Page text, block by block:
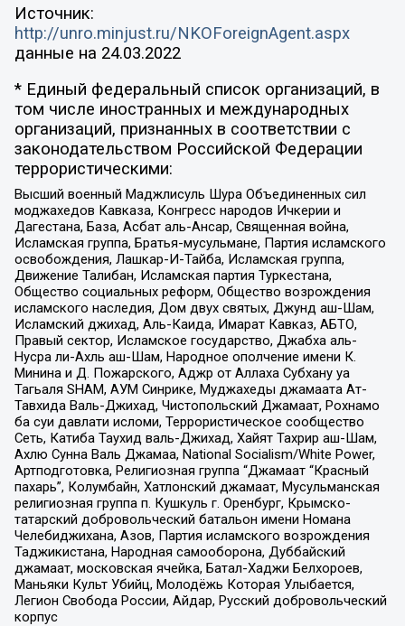
Источник:
http://unro.minjust.ru/NKOForeignAgent.aspx
данные на 24.03.2022
* Единый федеральный список организаций, в
том числе иностранных и международных
организаций, признанных в соответствии с
законодательством Российской Федерации
террористическими:
Высший военный Маджлисуль Шура Объединенных сил
моджахедов Кавказа, Конгресс народов Ичкерии и
Дагестана, База, Асбат аль-Ансар, Священная война,
Исламская группа, Братья-мусульмане, Партия исламского
освобождения, Лашкар-И-Тайба, Исламская группа,
Движение Талибан, Исламская партия Туркестана,
Общество социальных реформ, Общество возрождения
исламского наследия, Дом двух святых, Джунд аш-Шам,
Исламский джихад, Аль-Каида, Имарат Кавказ, АБТО,
Правый сектор, Исламское государство, Джабха аль-
Нусра ли-Ахль аш-Шам, Народное ополчение имени К.
Минина и Д. Пожарского, Аджр от Аллаха Субхану уа
Тагьаля SHAM, АУМ Синрике, Муджахеды джамаата Ат-
Тавхида Валь-Джихад, Чистопольский Джамаат, Рохнамо
ба суи давлати исломи, Террористическое сообщество
Сеть, Катиба Таухид валь-Джихад, Хайят Тахрир аш-Шам,
Ахлю Сунна Валь Джамаа, National Socialism/White Power,
Артподготовка, Религиозная группа “Джамаат “Красный
пахарь”, Колумбайн, Хатлонский джамаат, Мусульманская
религиозная группа п. Кушкуль г. Оренбург, Крымско-
татарский добровольческий батальон имени Номана
Челебиджихана, Азов, Партия исламского возрождения
Таджикистана, Народная самооборона, Дуббайский
джамаат, московская ячейка, Батал-Хаджи Белхороев,
Маньяки Культ Убийц, Молодёжь Которая Улыбается,
Легион Свобода России, Айдар, Русский добровольческий
корпус